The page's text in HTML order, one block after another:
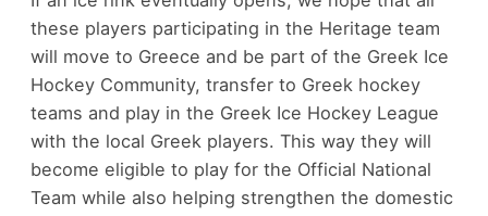
these players participating in the Heritage team
will move to Greece and be part of the Greek Ice
Hockey Community, transfer to Greek hockey
teams and play in the Greek Ice Hockey League
with the local Greek players. This way they will
become eligible to play for the Official National
Team while also helping strengthen the domestic